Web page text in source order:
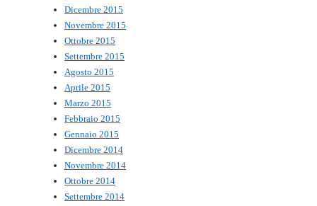
Dicembre 2015
Novembre 2015
Ottobre 2015
Settembre 2015
Agosto 2015
Aprile 2015
Marzo 2015
Febbraio 2015
Gennaio 2015
Dicembre 2014
Novembre 2014
Ottobre 2014
Settembre 2014